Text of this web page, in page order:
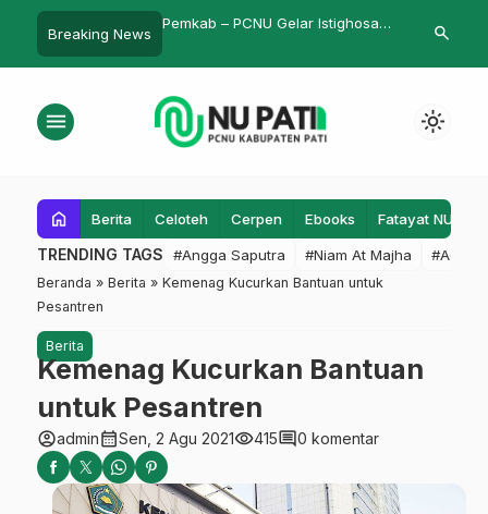
Breaking News
Pemkab – PCNU Gelar Istighosah
Lagi
Teater Atap
search
menu light_mode
home Berita Celoteh Cerpen Ebooks Fatayat NU
TRENDING TAGS #Angga Saputra #Niam At Majha #Admin
Beranda » Berita » Kemenag Kucurkan Bantuan untuk
Pesantren
Berita
Kemenag Kucurkan Bantuan
untuk Pesantren
account_circleadmincalendar_monthSen, 2 Agu 2021visibility415comment0 komentar